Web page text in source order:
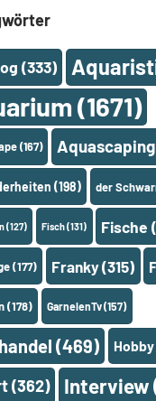
(333)
(1671)
(167) Aquascaping
(198) der
(127) Fisch(131) Fische
(177) Franky(315)
(178) GarnelenTv(157)
(469) Hobby
(362) Interview